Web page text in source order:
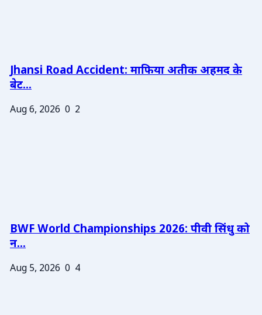
Jhansi Road Accident: माफिया अतीक अहमद के
बेट...
Aug 6, 2026 0 2
BWF World Championships 2026: पीवी सिंधु को
न...
Aug 5, 2026 0 4